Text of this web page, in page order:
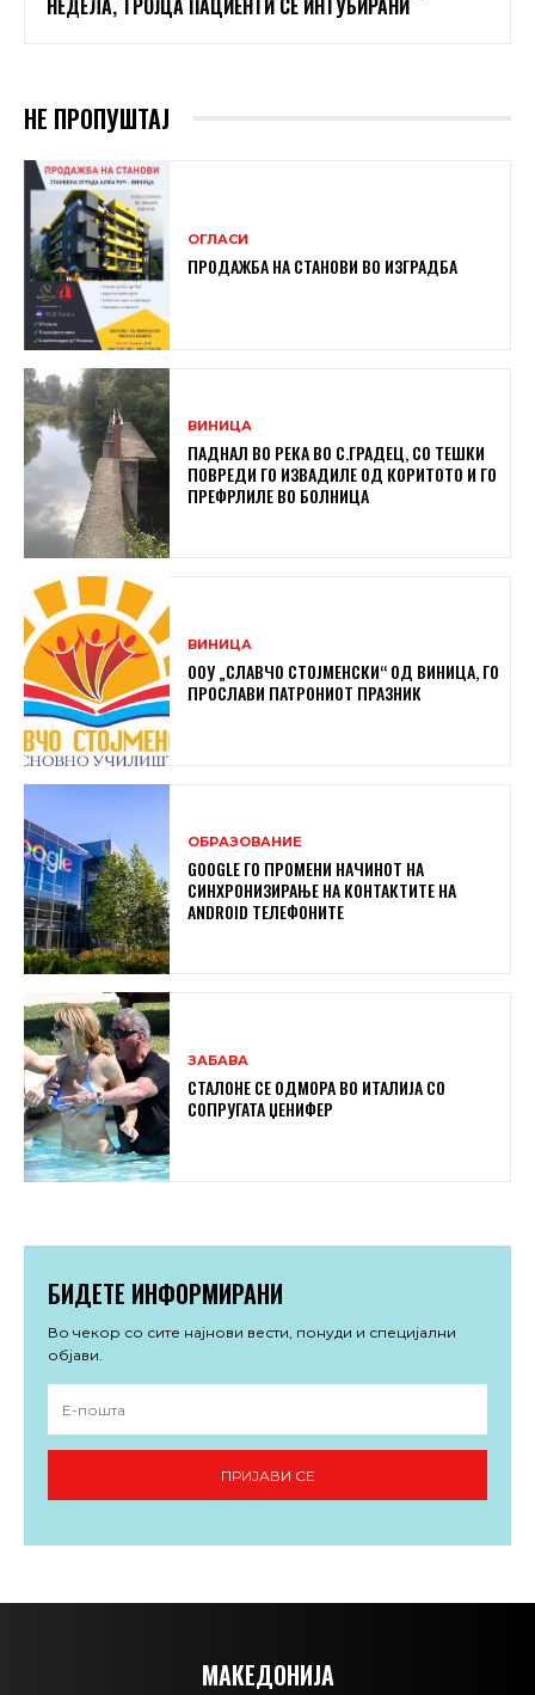
НЕДЕЛА, ТРОЈЦА ПАЦИЕНТИ СЕ ИНТУБИРАНИ
НЕ ПРОПУШТАЈ
ОГЛАСИ
ПРОДАЖБА НА СТАНОВИ ВО ИЗГРАДБА
ВИНИЦА
ПАДНАЛ ВО РЕКА ВО С.ГРАДЕЦ, СО ТЕШКИ
ПОВРЕДИ ГО ИЗВАДИЛЕ ОД КОРИТОТО И ГО
ПРЕФРЛИЛЕ ВО БОЛНИЦА
ВИНИЦА
ООУ „СЛАВЧО СТОЈМЕНСКИ“ ОД ВИНИЦА, ГО
ПРОСЛАВИ ПАТРОНИОТ ПРАЗНИК
ОБРАЗОВАНИЕ
GOOGLE ГО ПРОМЕНИ НАЧИНОТ НА
СИНХРОНИЗИРАЊЕ НА КОНТАКТИТЕ НА
ANDROID ТЕЛЕФОНИТЕ
ЗАБАВА
СТАЛОНЕ СЕ ОДМОРА ВО ИТАЛИЈА СО
СОПРУГАТА ЏЕНИФЕР
БИДЕТЕ ИНФОРМИРАНИ
Во чекор со сите најнови вести, понуди и специјални
објави.
ПРИЈАВИ СЕ
МАКЕДОНИЈА